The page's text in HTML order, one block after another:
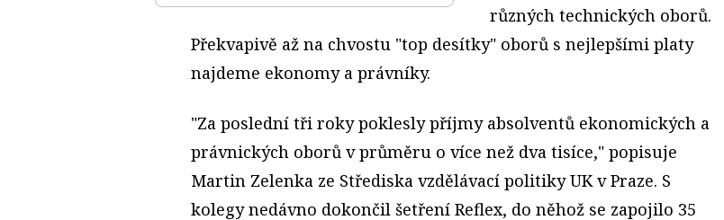
různých technických oborů.
Překvapivě až na chvostu "top desítky" oborů s nejlepšími platy
najdeme ekonomy a právníky.
"Za poslední tři roky poklesly příjmy absolventů ekonomických a
právnických oborů v průměru o více než dva tisíce," popisuje
Martin Zelenka ze Střediska vzdělávací politiky UK v Praze. S
kolegy nedávno dokončil šetření Reflex, do něhož se zapojilo 35